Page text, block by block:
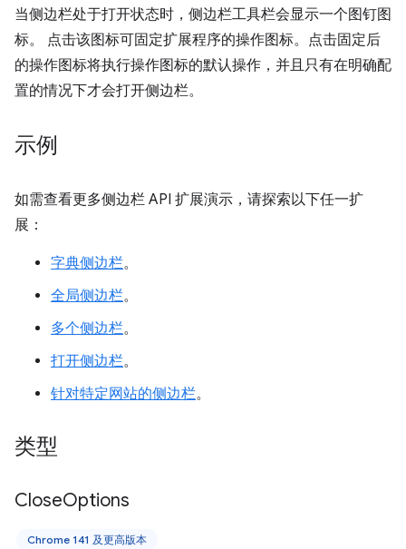
当侧边栏处于打开状态时，侧边栏工具栏会显示一个图钉图
标。 点击该图标可固定扩展程序的操作图标。点击固定后
的操作图标将执行操作图标的默认操作，并且只有在明确配
置的情况下才会打开侧边栏。
示例
如需查看更多侧边栏 API 扩展演示，请探索以下任一扩
展：
字典侧边栏。
全局侧边栏。
多个侧边栏。
打开侧边栏。
针对特定网站的侧边栏。
类型
CloseOptions
Chrome 141 及更高版本